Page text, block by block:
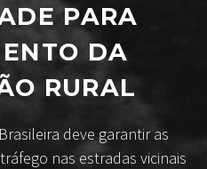
PARA
DA
RURAL
deve garantir as
nas estradas vicinais